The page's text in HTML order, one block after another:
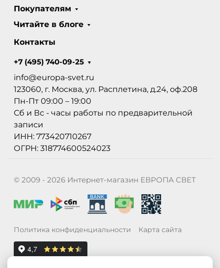
Покупателям
Читайте в блоге
Контакты
+7 (495) 740-09-25
info@europa-svet.ru
123060, г. Москва, ул. Расплетина, д.24, оф.208
Пн-Пт 09:00 – 19:00
Сб и Вс - часы работы по предварительной
записи
ИНН: 773420710267
ОГРН: 318774600524023
© 2009 - 2026 Интернет-магазин ЕВРОПА СВЕТ
Политика конфиденциальности Карта сайта